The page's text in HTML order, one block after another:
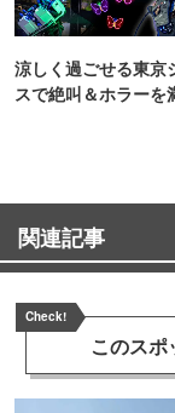
涼しく過ごせる東京
スで絶叫＆ホラーを
関連記事
Check!
このス